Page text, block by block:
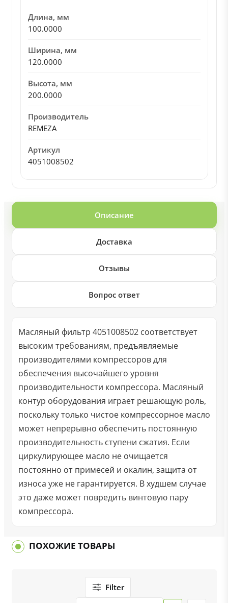
Длина, мм
100.0000
Ширина, мм
120.0000
Высота, мм
200.0000
Производитель
REMEZA
Артикул
4051008502
Описание
Доставка
Отзывы
Вопрос ответ
Масляный фильтр 4051008502 соответствует
высоким требованиям, предъявляемые
производителями компрессоров для
обеспечения высочайшего уровня
производительности компрессора. Масляный
контур оборудования играет решающую роль,
поскольку только чистое компрессорное масло
может непрерывно обеспечить постоянную
производительность ступени сжатия. Если
циркулирующее масло не очищается
постоянно от примесей и окалин, защита от
износа уже не гарантируется. В худшем случае
это даже может повредить винтовую пару
компрессора.
ПОХОЖИЕ ТОВАРЫ
Filter